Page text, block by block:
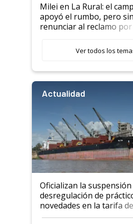
Milei en La Rural: el
apoyó el rumbo, pero sin
renunciar al reclamo por
Ver todos los
Actualidad
Oficializan la suspensión
desregulación de
novedades en la tarifa de